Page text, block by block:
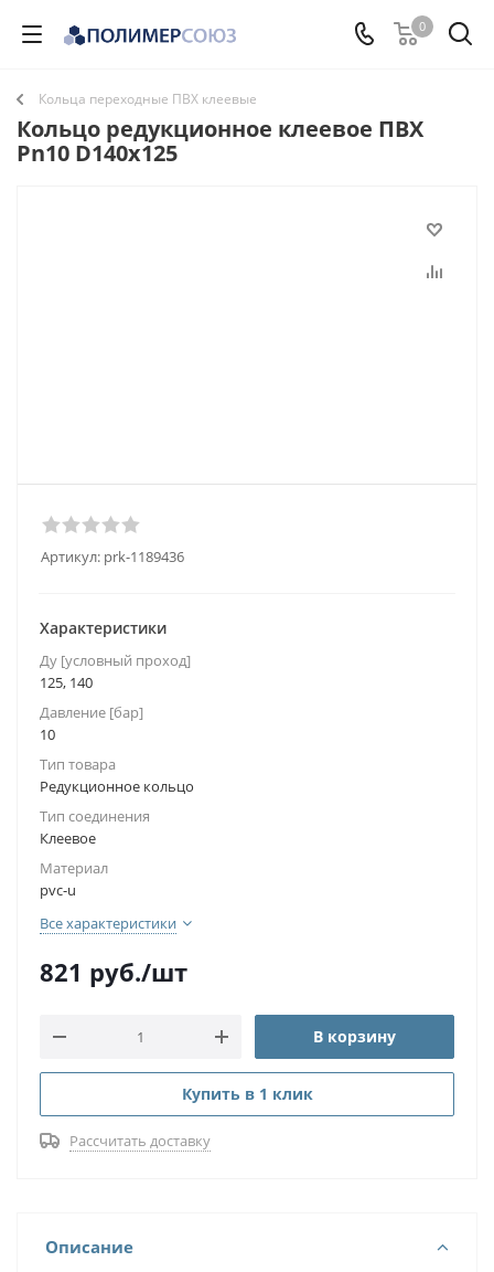
0
Кольца переходные ПВХ клеевые
Кольцо редукционное клеевое ПВХ
Pn10 D140х125
Артикул: prk-1189436
Характеристики
Ду [условный проход]
125, 140
Давление [бар]
10
Тип товара
Редукционное кольцо
Тип соединения
Клеевое
Материал
pvc-u
Все характеристики
821 руб./шт
В корзину
Купить в 1 клик
Рассчитать доставку
Описание